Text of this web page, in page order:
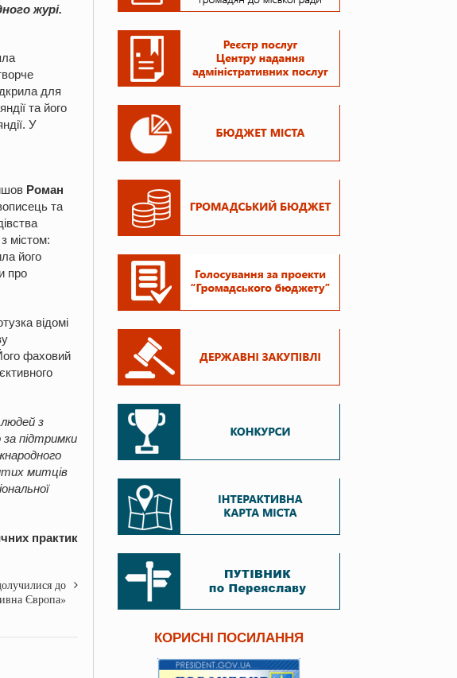
журі.
для
та його
У
Роман
та
містом:
його
про
відомі
фаховий
з
за підтримки
митців
практик
до
Європа»
КОРИСНІ ПОСИЛАННЯ